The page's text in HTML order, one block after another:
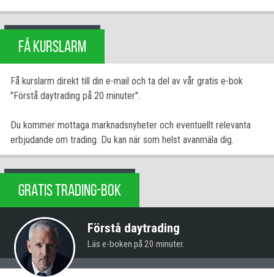
FÅ KURSLARM
Få kurslarm direkt till din e-mail och ta del av vår gratis e-bok
"Förstå daytrading på 20 minuter".
Du kommer mottaga marknadsnyheter och eventuellt relevanta
erbjudande om trading. Du kan när som helst avanmäla dig.
GRATIS TRADING-BOK
Förstå daytrading
Läs e-boken på 20 minuter.